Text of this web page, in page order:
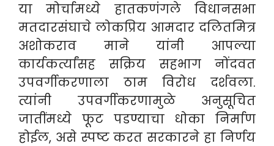
या मोर्चामध्ये हातकणंगले विधानसभा
मतदारसंघाचे लोकप्रिय आमदार दलितमित्र
अशोकराव माने यांनी आपल्या
कार्यकर्त्यांसह सक्रिय सहभाग नोंदवत
उपवर्गीकरणाला ठाम विरोध दर्शवला.
त्यांनी उपवर्गीकरणामुळे अनुसूचित
जातींमध्ये फूट पडण्याचा धोका निर्माण
होईल, असे स्पष्ट करत सरकारने हा निर्णय